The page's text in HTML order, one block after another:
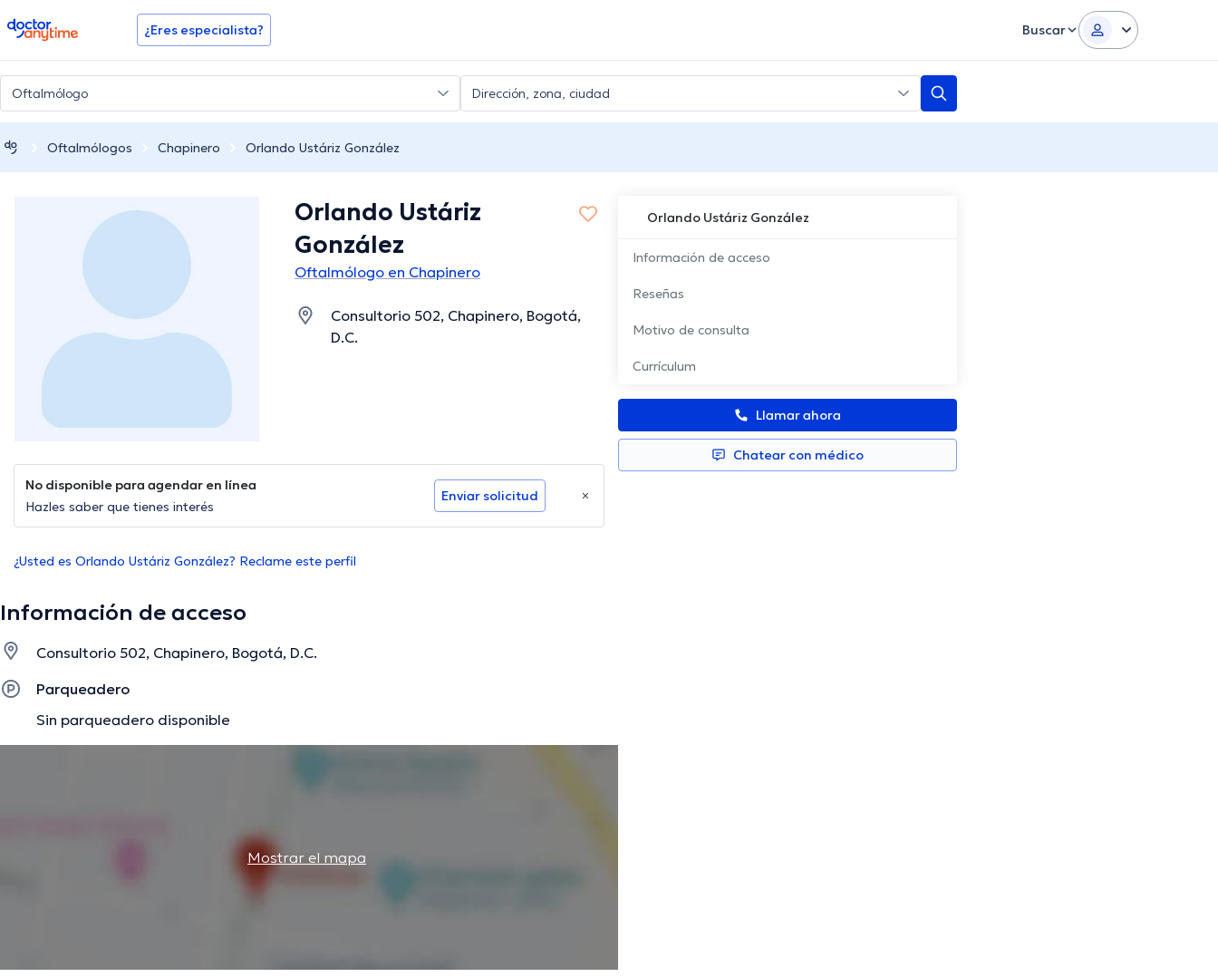
doctoranytime ¿Eres especialista? Buscar
Oftalmólogos Chapinero Orlando Ustáriz González
Orlando Ustáriz González
Información de acceso
Reseñas
Motivo de consulta
Currículum
Llamar ahora
Chatear con médico
Orlando Ustáriz
González
Oftalmólogo en Chapinero
Consultorio 502, Chapinero, Bogotá,
D.C.
No disponible para agendar en línea
Hazles saber que tienes interés
Enviar solicitud
¿Usted es Orlando Ustáriz González? Reclame este perfil
Información de acceso
Consultorio 502, Chapinero, Bogotá, D.C.
Parqueadero
Sin parqueadero disponible
Mostrar el mapa